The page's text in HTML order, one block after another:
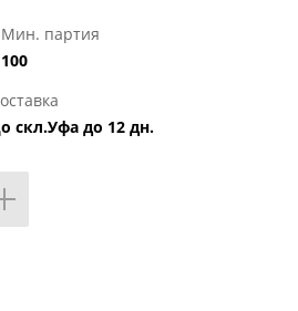
Мин. партия
100
скл.Уфа до 12 дн.